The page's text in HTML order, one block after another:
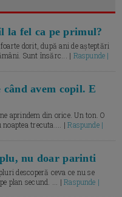
la fel ca pe primul?
dorit, după ani de așteptări
Sunt însărc... | Raspunde |
când avem copil. E
aprindem din orice. Un ton. O
noaptea trecuta.... |Raspunde |
nu doar parinti
descoperă ceva ce nu se
plan secund. ... |Raspunde |